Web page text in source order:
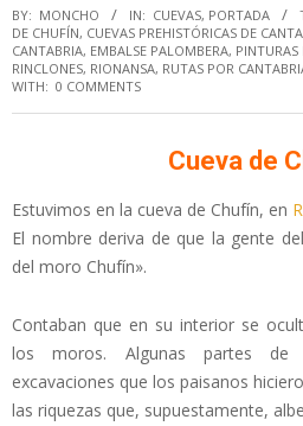
BY: MONCHO IN: CUEVAS, PORTADA
DE CHUFÍN, CUEVAS PREHISTÓRICAS DE
CANTABRIA, EMBALSE PALOMBERA, PINTURAS
RINCLONES, RIONANSA, RUTAS POR
WITH: 0 COMMENTS
Cueva de
Estuvimos en la cueva de Chufín, en
El nombre deriva de que la gente
del moro Chufín».
Contaban que en su interior se
los moros. Algunas partes de
excavaciones que los paisanos
las riquezas que, supuestamente,